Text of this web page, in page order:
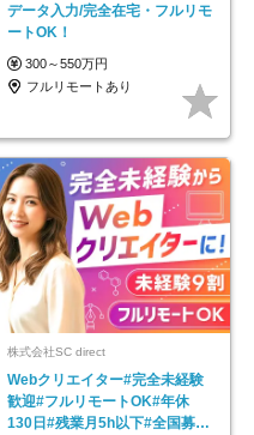
データ入力/完全在宅・フルリモ
ートOK！
300～550万円
フルリモートあり
株式会社SC direct
Webクリエイター#完全未経験
歓迎#フルリモートOK#年休
130日#残業月5h以下#全国募集